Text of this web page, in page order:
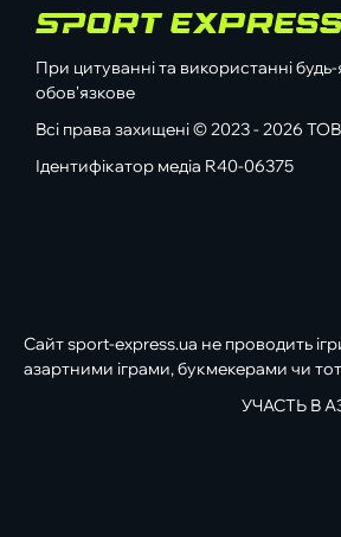
При цитуванні та використанні
обов'язкове
Всі права захищені © 2023 - 2026
Ідентифікатор медіа R40-06375
Сайт sport-express.ua не проводить
азартними іграми, букмекерами чи
УЧАСТЬ В